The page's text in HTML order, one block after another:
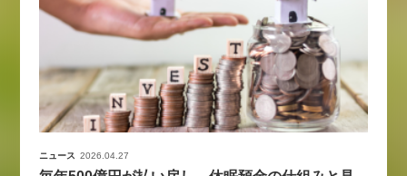
ニュース 2026.04.27